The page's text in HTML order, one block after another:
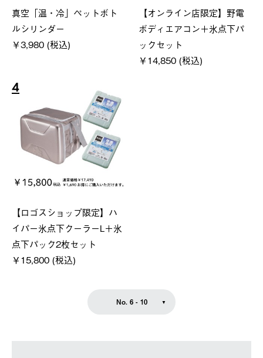
真空「温・冷」ペットボト
ルシリンダー
￥3,980 (税込)
【オンライン店限定】野電
ボディエアコン＋氷点下パ
ックセット
￥14,850 (税込)
4
【ロゴスショップ限定】ハ
イパー氷点下クーラーL＋氷
点下パック2枚セット
￥15,800 (税込)
No. 6 - 10